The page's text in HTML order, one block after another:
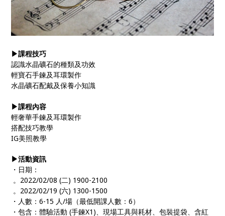
▶課程技巧
認識水晶礦石的種類及功效
輕寶石手鍊及耳環製作
水晶礦石配戴及保養小知識
▶課程內容
輕奢華手鍊及耳環製作
搭配技巧教學
IG美照教學
▶活動資訊
・日期：
。2022/02/08 (二) 1900-2100
。2022/02/19 (六) 1300-1500
・人數：6-15 人/場（最低開課人數：6）
・包含：體驗活動 (手鍊X1)、現場工具與耗材、包裝提袋、含紅